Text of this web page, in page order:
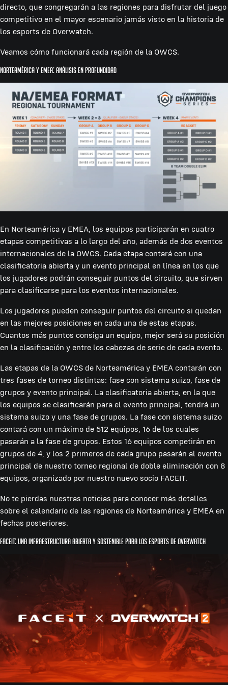
directo, que congregarán a las regiones para disfrutar del juego
competitivo en el mayor escenario jamás visto en la historia de
los esports de Overwatch.
Veamos cómo funcionará cada región de la OWCS.
Norteamérica y EMEA: Análisis en profundidad
En Norteamérica y EMEA, los equipos participarán en cuatro
etapas competitivas a lo largo del año, además de dos eventos
internacionales de la OWCS. Cada etapa contará con una
clasificatoria abierta y un evento principal en línea en los que
los jugadores podrán conseguir puntos del circuito, que sirven
para clasificarse para los eventos internacionales.
Los jugadores pueden conseguir puntos del circuito si quedan
en las mejores posiciones en cada una de estas etapas.
Cuantos más puntos consiga un equipo, mejor será su posición
en la clasificación y entre los cabezas de serie de cada evento.
Las etapas de la OWCS de Norteamérica y EMEA contarán con
tres fases de torneo distintas: fase con sistema suizo, fase de
grupos y evento principal. La clasificatoria abierta, en la que
los equipos se clasificarán para el evento principal, tendrá un
sistema suizo y una fase de grupos. La fase con sistema suizo
contará con un máximo de 512 equipos, 16 de los cuales
pasarán a la fase de grupos. Estos 16 equipos competirán en
grupos de 4, y los 2 primeros de cada grupo pasarán al evento
principal de nuestro torneo regional de doble eliminación con 8
equipos, organizado por nuestro nuevo socio FACEIT.
No te pierdas nuestras noticias para conocer más detalles
sobre el calendario de las regiones de Norteamérica y EMEA en
fechas posteriores.
FACEIT: Una infraestructura abierta y sostenible para los esports de Overwatch